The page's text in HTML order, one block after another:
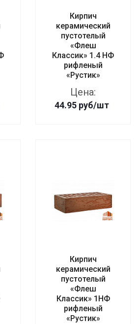
Кирпич
керамический
пустотелый
«Флеш
Классик» 1.4 НФ
рифленый
«Рустик»
Цена:
44.95 руб/шт
Кирпич
керамический
пустотелый
«Флеш
Классик» 1НФ
рифленый
«Рустик»